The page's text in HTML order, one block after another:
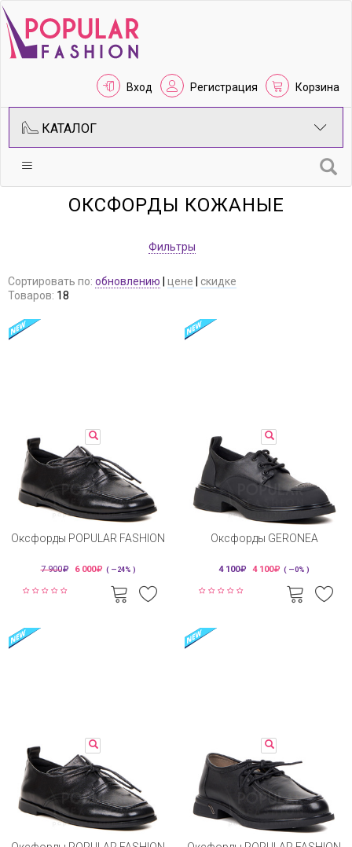
Вход Регистрация Корзина
КАТАЛОГ
ОКСФОРДЫ КОЖАНЫЕ
Фильтры
Сортировать по: обновлению цене
скидке
Товаров: 18
Оксфорды POPULAR FASHION
7 900 6 000 ( —24% )
Оксфорды GERONEA
4 100 4 100 ( —0% )